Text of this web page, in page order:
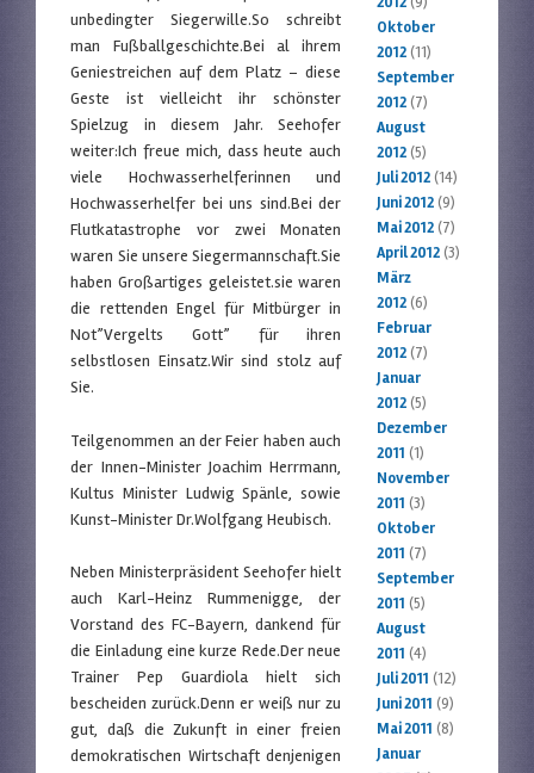
unbedingter Siegerwille.So schreibt
man Fußballgeschichte.Bei al ihrem
Geniestreichen auf dem Platz – diese
Geste ist vielleicht ihr schönster
Spielzug in diesem Jahr. Seehofer
weiter:Ich freue mich, dass heute auch
viele Hochwasserhelferinnen und
Hochwasserhelfer bei uns sind.Bei der
Flutkatastrophe vor zwei Monaten
waren Sie unsere Siegermannschaft.Sie
haben Großartiges geleistet.sie waren
die rettenden Engel für Mitbürger in
Not”Vergelts Gott” für ihren
selbstlosen Einsatz.Wir sind stolz auf
Sie.
Teilgenommen an der Feier haben auch
der Innen-Minister Joachim Herrmann,
Kultus Minister Ludwig Spänle, sowie
Kunst-Minister Dr.Wolfgang Heubisch.
Neben Ministerpräsident Seehofer hielt
auch Karl-Heinz Rummenigge, der
Vorstand des FC-Bayern, dankend für
die Einladung eine kurze Rede.Der neue
Trainer Pep Guardiola hielt sich
bescheiden zurück.Denn er weiß nur zu
gut, daß die Zukunft in einer freien
demokratischen Wirtschaft denjenigen
Oktober
2012(11)
September
2012(7)
August
2012(5)
Juli 2012(14)
Juni 2012(9)
Mai 2012(7)
April 2012(3)
März
2012(6)
Februar
2012(7)
Januar
2012(5)
Dezember
2011 (1)
November
2011 (3)
Oktober
2011 (7)
September
2011 (5)
August
2011 (4)
Juli 2011 (12)
Juni 2011 (9)
Mai 2011 (8)
Januar